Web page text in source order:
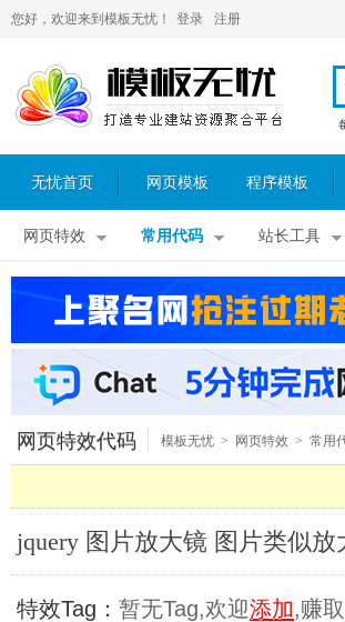
您好，欢迎来到模板无忧！ 登录 注册
无忧首页 网页模板 程序模板
网页特效 常用代码 站长工具
网页特效代码 模板无忧 > 网页特效 > 常用
图片特效 > jQuery图片放大镜 >
特效Tag： 暂无Tag,欢迎添加,赚